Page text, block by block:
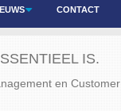
CONTACT
IS.
en Customer